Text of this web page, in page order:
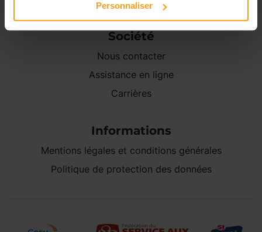
Personnaliser
Société
Nous contacter
Assistance en ligne
Carrières
Informations
Mentions légales et conditions générales
Politique de protection des données